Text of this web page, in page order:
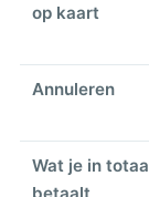
op kaart
Annuleren
Wat je in